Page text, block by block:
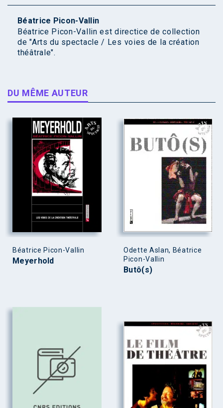
Béatrice Picon-Vallin
Béatrice Picon-Vallin est directice de collection
de "Arts du spectacle / Les voies de la création
théâtrale".
DU MÊME AUTEUR
Béatrice Picon-Vallin
Meyerhold
Odette Aslan, Béatrice
Picon-Vallin
Butô(s)